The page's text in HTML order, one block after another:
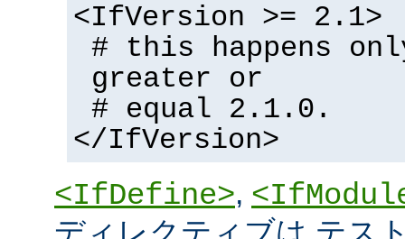
<IfVersion >= 2.1>
# this happens
greater or
# equal 2.1.0.
</IfVersion>
<IfDefine>,
ディレクティブは テス